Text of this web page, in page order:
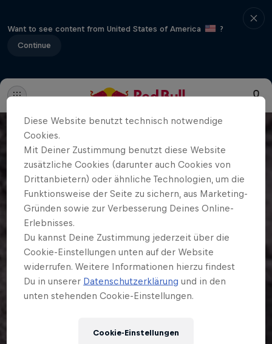
Want to see content from United States of America
?
Continue
Diese Website benutzt technisch notwendige
Cookies.
Mit Deiner Zustimmung benutzt diese Website
zusätzliche Cookies (darunter auch Cookies von
Drittanbietern) oder ähnliche Technologien, um die
Funktionsweise der Seite zu sichern, aus Marketing-
Gründen sowie zur Verbesserung Deines Online-
Erlebnisses.
Du kannst Deine Zustimmung jederzeit über die
Cookie-Einstellungen unten auf der Website
widerrufen. Weitere Informationen hierzu findest
Du in unserer Datenschutzerklärung und in den
unten stehenden Cookie-Einstellungen.
Cookie-Einstellungen